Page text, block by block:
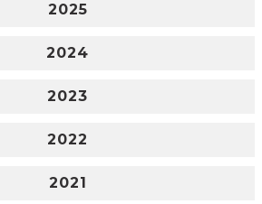
2025
2024
2023
2022
2021